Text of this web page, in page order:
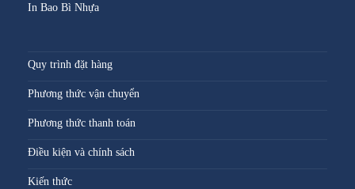
In Bao Bì Nhựa
Quy trình đặt hàng
Phương thức vận chuyển
Phương thức thanh toán
Điều kiện và chính sách
Kiến thức